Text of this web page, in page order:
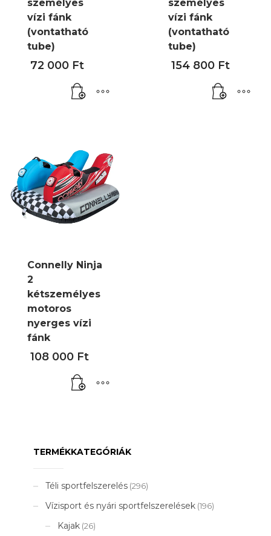
személyes
vízi fánk
(vontatható
tube)
72 000 Ft
személyes
vízi fánk
(vontatható
tube)
154 800 Ft
Connelly Ninja
2
kétszemélyes
motoros
nyerges vízi
fánk
108 000 Ft
TERMÉKKATEGÓRIÁK
Téli sportfelszerelés (296)
Vízisport és nyári sportfelszerelések (196)
Kajak (26)